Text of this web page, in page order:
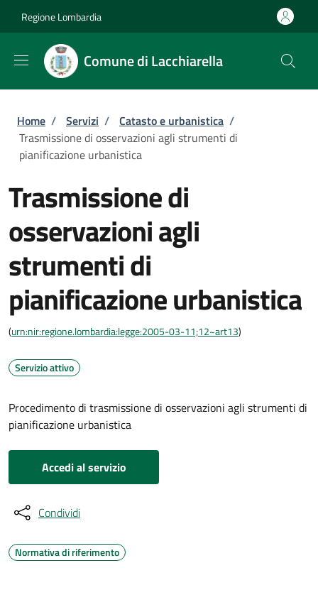
Regione Lombardia
Comune di Lacchiarella
Briciole di pane
Home / Servizi / Catasto e urbanistica /
Trasmissione di osservazioni agli strumenti di
pianificazione urbanistica
Trasmissione di
osservazioni agli
strumenti di
pianificazione urbanistica
(urn:nir:regione.lombardia:legge:2005-03-11;12~art13)
Servizio attivo
Procedimento di trasmissione di osservazioni agli strumenti di
pianificazione urbanistica
Accedi al servizio
Condividi
Normativa di riferimento